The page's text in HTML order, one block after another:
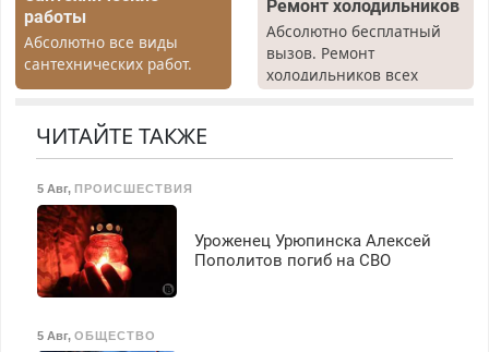
работы
Абсолютно все виды
сантехнических работ.
Быстро. Качественно.
Ремонт холодильников
Абсолютно бесплатный
вызов. Ремонт
холодильников всех
Пенсионерам – скидки до
ЧИТАЙТЕ ТАКЖЕ
5 Авг, ПРОИСШЕСТВИЯ
Уроженец Урюпинска Алексей
Пополитов погиб на СВО
5 Авг, ОБЩЕСТВО